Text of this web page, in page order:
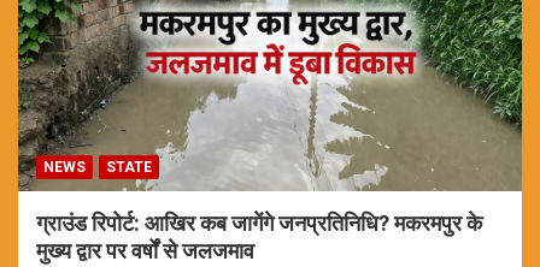
NEWS STATE
ग्राउंड रिपोर्ट: आखिर कब जागेंगे जनप्रतिनिधि? मकरमपुर के
मुख्य द्वार पर वर्षों से जलजमाव